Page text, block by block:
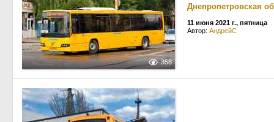
358
Днепропетровская
11 июня 2021 г., пятница
Автор: АндрейС